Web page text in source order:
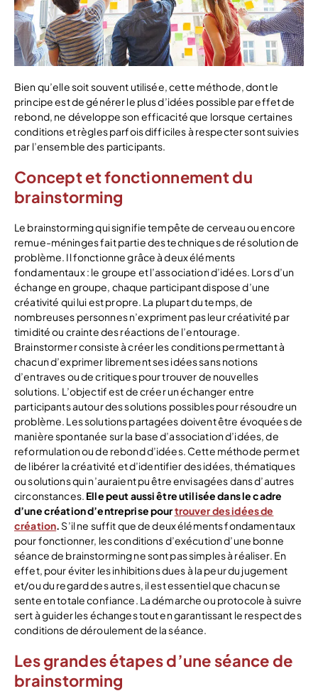
Bien qu’elle soit souvent utilisée, cette méthode, dont le
principe est de générer le plus d’idées possible par effet de
rebond, ne développe son efficacité que lorsque certaines
conditions et règles parfois difficiles à respecter sont suivies
par l’ensemble des participants.
Concept et fonctionnement du
brainstorming
Le brainstorming qui signifie tempête de cerveau ou encore
remue-méninges fait partie des techniques de résolution de
problème. Il fonctionne grâce à deux éléments
fondamentaux : le groupe et l’association d’idées. Lors d’un
échange en groupe, chaque participant dispose d’une
créativité qui lui est propre. La plupart du temps, de
nombreuses personnes n’expriment pas leur créativité par
timidité ou crainte des réactions de l’entourage.
Brainstormer consiste à créer les conditions permettant à
chacun d’exprimer librement ses idées sans notions
d’entraves ou de critiques pour trouver de nouvelles
solutions. L’objectif est de créer un échanger entre
participants autour des solutions possibles pour résoudre un
problème. Les solutions partagées doivent être évoquées de
manière spontanée sur la base d’association d’idées, de
reformulation ou de rebond d’idées. Cette méthode permet
de libérer la créativité et d’identifier des idées, thématiques
ou solutions qui n’auraient pu être envisagées dans d’autres
circonstances. Elle peut aussi être utilisée dans le cadre
d’une création d’entreprise pourtrouver des idées de
création. S’il ne suffit que de deux éléments fondamentaux
pour fonctionner, les conditions d’exécution d’une bonne
séance de brainstorming ne sont pas simples à réaliser. En
effet, pour éviter les inhibitions dues à la peur du jugement
et/ou du regard des autres, il est essentiel que chacun se
sente en totale confiance. La démarche ou protocole à suivre
sert à guider les échanges tout en garantissant le respect des
conditions de déroulement de la séance.
Les grandes étapes d’une séance de
brainstorming